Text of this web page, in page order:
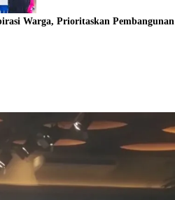
Warga, Prioritaskan Pembangunan